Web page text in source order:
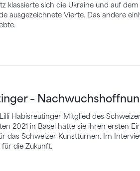
klassierte sich die Ukraine und auf
ausgezeichnete Vierte. Das andere
–
Habisreutinger Mitglied des
2021 in Basel hatte sie ihren ersten
das Schweizer Kunstturnen. Im
die Zukunft.
– Nachwuchshoffnung im